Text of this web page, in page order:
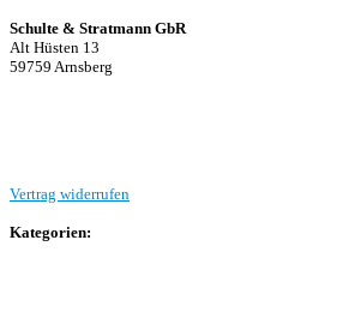
Schulte & Stratmann GbR
Alt Hüsten 13
59759 Arnsberg
Vertrag widerrufen
Kategorien: